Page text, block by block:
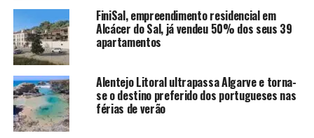
FiniSal, empreendimento residencial em
Alcácer do Sal, já vendeu 50% dos seus 39
apartamentos
Alentejo Litoral ultrapassa Algarve e torna-
se o destino preferido dos portugueses nas
férias de verão